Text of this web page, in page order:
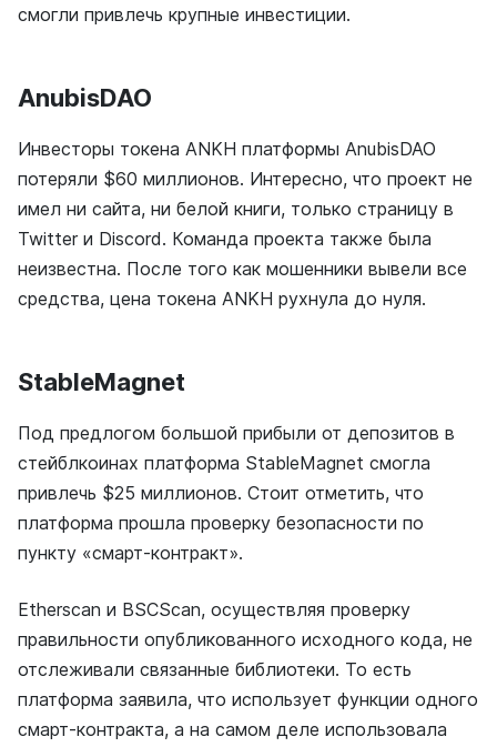
смогли привлечь крупные инвестиции.
AnubisDAO
Инвесторы токена ANKH платформы AnubisDAO
потеряли $60 миллионов. Интересно, что проект не
имел ни сайта, ни белой книги, только страницу в
Twitter и Discord. Команда проекта также была
неизвестна. После того как мошенники вывели все
средства, цена токена ANKH рухнула до нуля.
StableMagnet
Под предлогом большой прибыли от депозитов в
стейблкоинах платформа StableMagnet смогла
привлечь $25 миллионов. Стоит отметить, что
платформа прошла проверку безопасности по
пункту «смарт-контракт».
Etherscan и BSCScan, осуществляя проверку
правильности опубликованного исходного кода, не
отслеживали связанные библиотеки. То есть
платформа заявила, что использует функции одного
смарт-контракта, а на самом деле использовала